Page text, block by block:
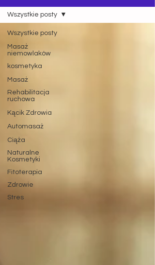
Wszystkie posty
Masaż
niemowlaków
kosmetyka
Masaż
Rehabilitacja
ruchowa
Kącik Zdrowia
Automasaż
Ciąża
Naturalne
Kosmetyki
Fitoterapia
Zdrowie
Stres
Wszystkie posty